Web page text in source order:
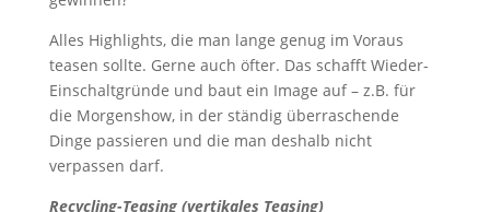
Alles Highlights, die man lange genug im Voraus
teasen sollte. Gerne auch öfter. Das schafft Wieder-
Einschaltgründe und baut ein Image auf – z.B. für
die Morgenshow, in der ständig überraschende
Dinge passieren und die man deshalb nicht
verpassen darf.
Recycling-Teasing (vertikales Teasing)